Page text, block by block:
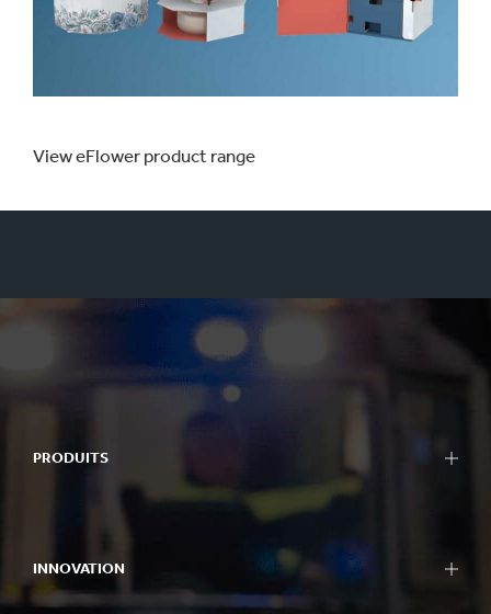
View eFlower product range
PRODUITS
INNOVATION